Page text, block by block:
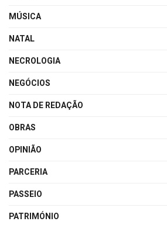
MÚSICA
NATAL
NECROLOGIA
NEGÓCIOS
NOTA DE REDAÇÃO
OBRAS
OPINIÃO
PARCERIA
PASSEIO
PATRIMÓNIO